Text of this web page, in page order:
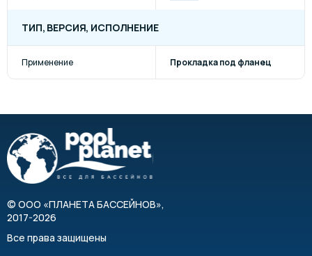
ТИП, ВЕРСИЯ, ИСПОЛНЕНИЕ
Применение Прокладка под фланец
© ООО «ПЛАНЕТА БАССЕЙНОВ»,
2017-2026
Все права защищены